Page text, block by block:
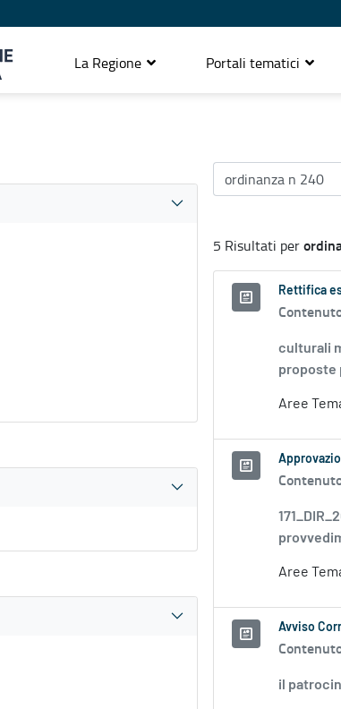
La Regione Portali tematici
5 Risultati per
Rettifica
culturali
proposte
Aree
Aree
Avviso
il